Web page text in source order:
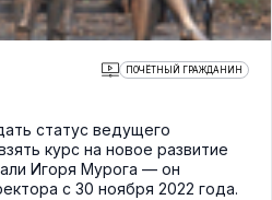
ПОЧЁТНЫЙ ГРАЖДАНИН
статус ведущего
курс на новое развитие
Игоря Мурога — он
с 30 ноября 2022 года.